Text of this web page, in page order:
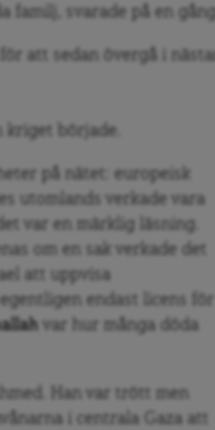
svarade på en gång.
att sedan övergå i nästan
började.
på nätet: europeisk
utomlands verkade vara
var en märklig läsning.
om en sak verkade det
att uppvisa
endast licens för
var hur många döda
Han var trött men
i centrala Gaza att